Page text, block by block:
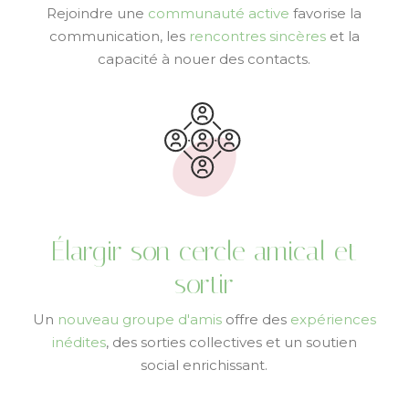
Rejoindre une communauté active favorise la
communication, les rencontres sincères et la
capacité à nouer des contacts.
Élargir son cercle amical et
sortir
Un nouveau groupe d'amis offre des expériences
inédites, des sorties collectives et un soutien
social enrichissant.